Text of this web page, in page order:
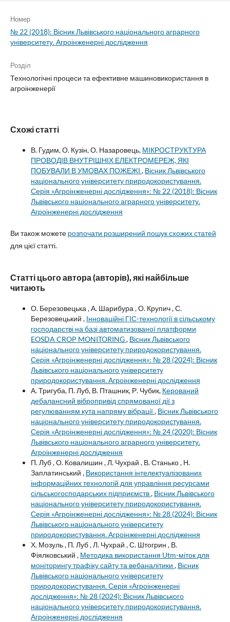
Номер
№ 22 (2018): Вісник Львівського національного аграрного
університету. Агроінженерні дослідження
Розділ
Технологічні процеси та ефективне машиновикористання в
агроінженерії
Схожі статті
В. Гудим, О. Кузін, О. Назаровець, МІКРОСТРУКТУРА
ПРОВОДІВ ВНУТРІШНІХ ЕЛЕКТРОМЕРЕЖ, ЯКІ
ПОБУВАЛИ В УМОВАХ ПОЖЕЖІ , Вісник Львівського
національного університету природокористування.
Серія «Агроінженерні дослідження»: № 22 (2018): Вісник
Львівського національного аграрного університету.
Агроінженерні дослідження
Ви також можете розпочати розширений пошук схожих статей
для цієї статті.
Статті цього автора (авторів), які найбільше
читають
О. Березовецька , А. Шарибура , О. Крупич , С.
Березовецький , Інноваційні ГІС-технології в сільському
господарстві на базі автоматизованої платформи
EOSDA CROP MONITORING, Вісник Львівського
національного університету природокористування.
Серія «Агроінженерні дослідження»: № 28 (2024): Вісник
Львівського національного університету
природокористування. Агроінженерні дослідження
А. Тригуба, П. Луб, В. Пташник, Р. Чубик, Керований
дебалансний вібропривід спрямованої дії з
регулюванням кута напряму вібрації, Вісник Львівського
національного університету природокористування.
Серія «Агроінженерні дослідження»: № 24 (2020): Вісник
Львівського національного аграрного університету.
Агроінженерні дослідження
П. Луб , О. Ковалишин , Л. Чухрай , В. Станько , Н.
Заплатинський , Використання інтелектуалізованих
інформаційних технологій для управління ресурсами
сільськогосподарських підприємств, Вісник Львівського
національного університету природокористування.
Серія «Агроінженерні дослідження»: № 28 (2024): Вісник
Львівського національного університету
природокористування. Агроінженерні дослідження
Х. Мозуль , П. Луб , Л. Чухрай , С. Штогрин , В.
Фіялковський , Методика використання Utm-міток для
моніторингу трафіку сайту та вебаналітики , Вісник
Львівського національного університету
природокористування. Серія «Агроінженерні
дослідження»: № 28 (2024): Вісник Львівського
національного університету природокористування.
Агроінженерні дослідження